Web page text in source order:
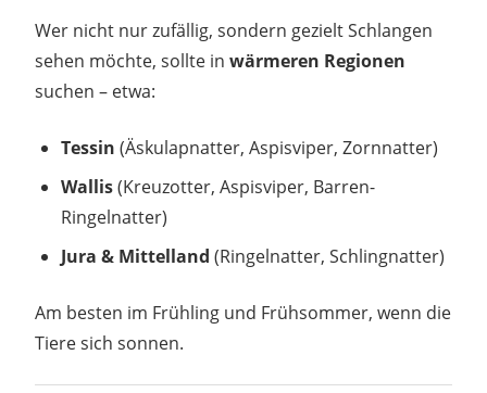
Wer nicht nur zufällig, sondern gezielt Schlangen
sehen möchte, sollte in wärmeren Regionen
suchen – etwa:
Tessin (Äskulapnatter, Aspisviper, Zornnatter)
Wallis(Kreuzotter, Aspisviper, Barren-
Ringelnatter)
Jura & Mittelland (Ringelnatter, Schlingnatter)
Am besten im Frühling und Frühsommer, wenn die
Tiere sich sonnen.